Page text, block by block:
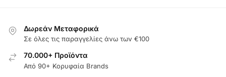
Δωρεάν Μεταφορικά
Σε όλες τις παραγγελίες άνω των €100
70.000+ Προϊόντα
Από 90+ Κορυφαία Brands